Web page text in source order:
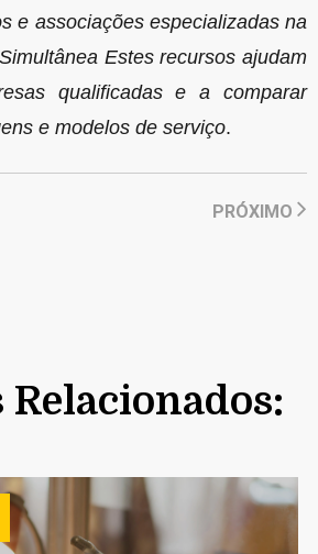
e associações especializadas na
Estes recursos ajudam
qualificadas e a comparar
e modelos de serviço.
PRÓXIMO